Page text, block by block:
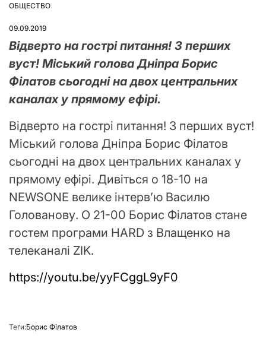
ОПУБЛІКУВАТИ
ОБЩЕСТВО
09.09.2019
Відверто на гострі питання! З перших
вуст! Міський голова Дніпра Борис
Філатов сьогодні на двох центральних
каналах у прямому ефірі.
Відверто на гострі питання! З перших вуст!
Міський голова Дніпра Борис Філатов
сьогодні на двох центральних каналах у
прямому ефірі. Дивіться о 18-10 на
NEWSONE велике інтерв’ю Василю
Голованову. О 21-00 Борис Філатов стане
гостем програми HARD з Влащенко на
телеканалі ZIK.
https://youtu.be/yyFCggL9yF0
Теґи:Борис Філатов